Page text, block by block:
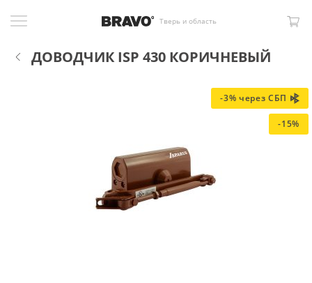
Тверь и область
ДОВОДЧИК ISP 430 КОРИЧНЕВЫЙ
-3% через СБП
-15%